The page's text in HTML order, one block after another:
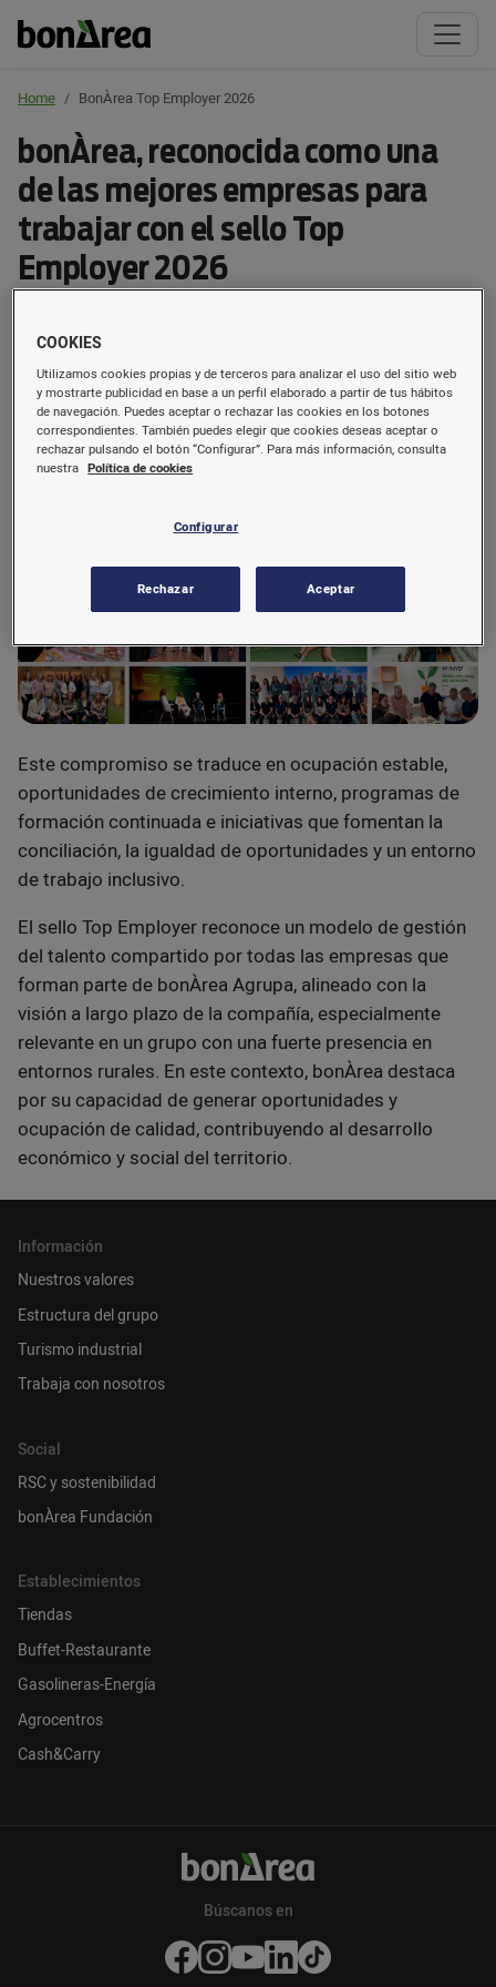
Home bonÀrea Top Employer 2026
bonÀrea, reconocida como una
de las mejores empresas para
trabajar con el sello Top
Employer 2026
Employer Spain 2026, un reconocimiento internacional
que pone en valor sus buenas prácticas en políticas de
bienestar laboral, desarrollo profesional, diversidad,
ética o sostenibilidad.
Este compromiso se traduce en ocupación estable,
oportunidades de crecimiento interno, programas de
formación continuada e iniciativas que fomentan la
conciliación, la igualdad de oportunidades y un entorno
de trabajo inclusivo.
El sello Top Employer reconoce un modelo de gestión
del talento compartido por todas las empresas que
forman parte de bonÀrea Agrupa, alineado con la
visión a largo plazo de la compañía, especialmente
relevante en un grupo con una fuerte presencia en
entornos rurales. En este contexto, bonÀrea destaca
por su capacidad de generar oportunidades y
ocupación de calidad, contribuyendo al desarrollo
económico y social del territorio.
Información
Nuestros valores
Estructura del grupo
Turismo industrial
Trabaja con nosotros
Social
RSC y sostenibilidad
bonÀrea Fundación
Establecimientos
Tiendas
Buffet-Restaurante
Gasolineras-Energía
Agrocentros
Cash&Carry
Búscanos en
COOKIES
Utilizamos cookies propias y de terceros para analizar el uso del sitio web
y mostrarte publicidad en base a un perfil elaborado a partir de tus hábitos
de navegación. Puedes aceptar o rechazar las cookies en los botones
correspondientes. También puedes elegir que cookies deseas aceptar o
rechazar pulsando el botón “Configurar”. Para más información, consulta
nuestra Política de cookies
Configurar
Rechazar Aceptar